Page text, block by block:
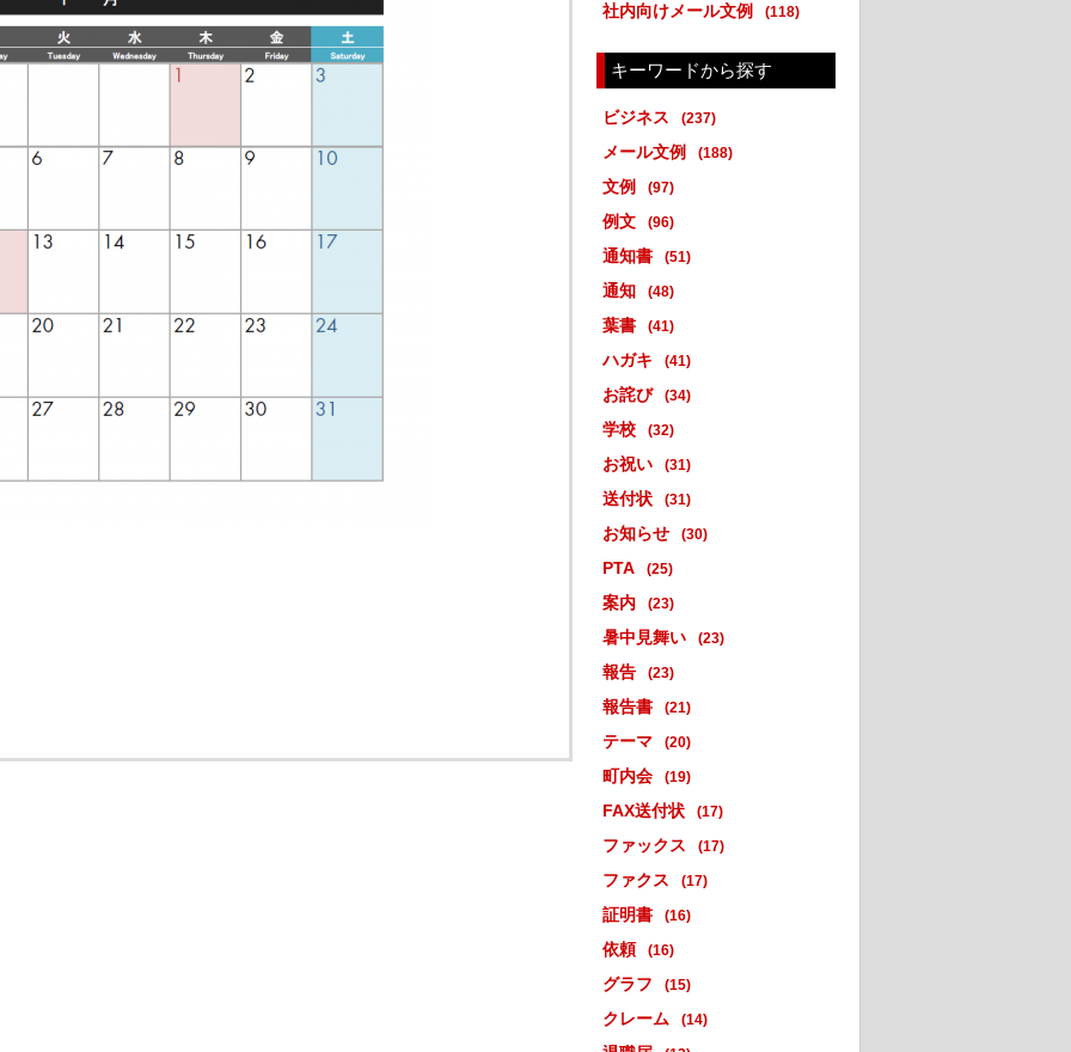
社内向けメール文例 (118)
キーワードから探す
ビジネス (237)
メール文例 (188)
文例 (97)
例文 (96)
通知書 (51)
通知 (48)
葉書 (41)
ハガキ (41)
お詫び (34)
学校 (32)
お祝い (31)
送付状 (31)
お知らせ (30)
PTA (25)
案内 (23)
暑中見舞い (23)
報告 (23)
報告書 (21)
テーマ (20)
町内会 (19)
FAX送付状 (17)
ファックス (17)
ファクス (17)
証明書 (16)
依頼 (16)
グラフ (15)
クレーム (14)